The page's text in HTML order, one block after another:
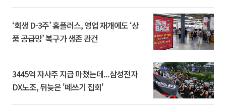
‘회생 D-3주’ 홈플러스, 영업 재개에도 ‘상
품 공급망’ 복구가 생존 관건
3445억 자사주 지급 마쳤는데...삼성전자
DX노조, 뒤늦은 '떼쓰기 집회'